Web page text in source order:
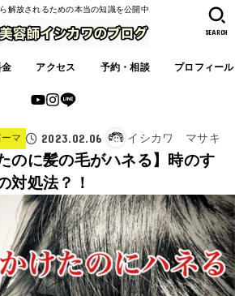
解放されるための本当の知識を公開中
金 アクセス 予約・相談 プロフィール
SEARCH
マ 2023.02.06 イシカワ マサキ
のに髪の毛がハネる】時のす
対処法？！